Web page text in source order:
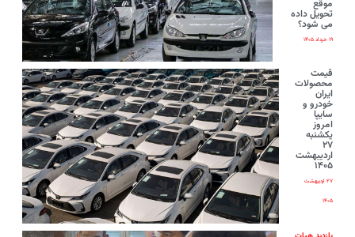
موقع
تحویل داده
می شود؟
۱۹ خرداد ۱۴۰۵
قیمت
محصولات
ایران‌
خودرو و
سایپا
امروز
یکشنبه
۲۷
اردیبهشت
۱۴۰۵
۲۷ اردیبهشت
۱۴۰۵